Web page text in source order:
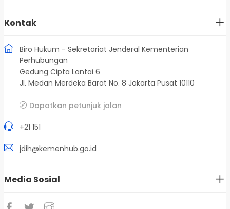
Kontak
Biro Hukum - Sekretariat Jenderal Kementerian
Perhubungan
Gedung Cipta Lantai 6
Jl. Medan Merdeka Barat No. 8 Jakarta Pusat 10110
Dapatkan petunjuk jalan
+21 151
jdih@kemenhub.go.id
Media Sosial